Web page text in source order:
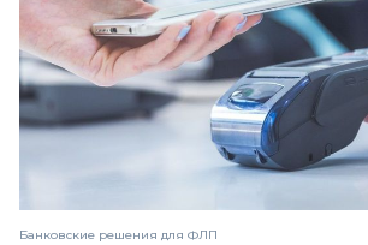
Банковские решения для ФЛП